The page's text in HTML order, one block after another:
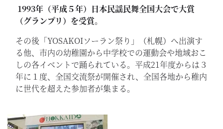
1993年（平成５年）日本民謡民舞全国大会で大賞
（グランプリ）を受賞。
その後「YOSAKOIソーラン祭り」（札幌）へ出演す
る他、市内の幼稚園から中学校での運動会や地域おこ
しの各イベントで踊られている。平成21年度からは３
年に１度、全国交流祭が開催され、全国各地から稚内
に世代を超えた参加者が集まる。